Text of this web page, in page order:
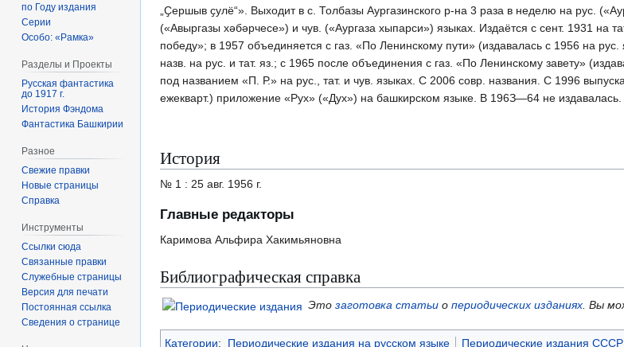
„Ҫершыв ҫулё“». Выходит в с. Толбазы Аургазинского р-на 3 раза в неделю на рус.
(«Авыргазы хәбәрчесе») и чув. («Аургаза хыпарси») языках. Издаётся с сент. 1931 на
победу»; в 1957 объединяется с газ. «По Ленинскому пути» (издавалась с 1956 на
назв. на рус. и тат. яз.; с 1965 после объединения с газ. «По Ленинскому завету»
под названием «П. Р.» на рус., тат. и чув. языках. С 2006 совр. названия. С 1996
ежекварт.) приложение «Рух» («Дух») на башкирском языке. В 196З—64 не издавалась.
История
№ 1 : 25 авг. 1956 г.
Главные редакторы
Каримова Альфира Хакимьяновна
Библиографическая справка
Это заготовка статьи о периодических изданиях. Вы
Категории: Периодические издания на русском языке Периодические издания СССР
по Году издания
Серии
Особо: «Рамка»
Разделы и Проекты
Русская фантастика
до 1917 г.
История Фэндома
Фантастика Башкирии
Разное
Свежие правки
Новые страницы
Справка
Инструменты
Ссылки сюда
Связанные правки
Служебные страницы
Версия для печати
Постоянная ссылка
Сведения о странице